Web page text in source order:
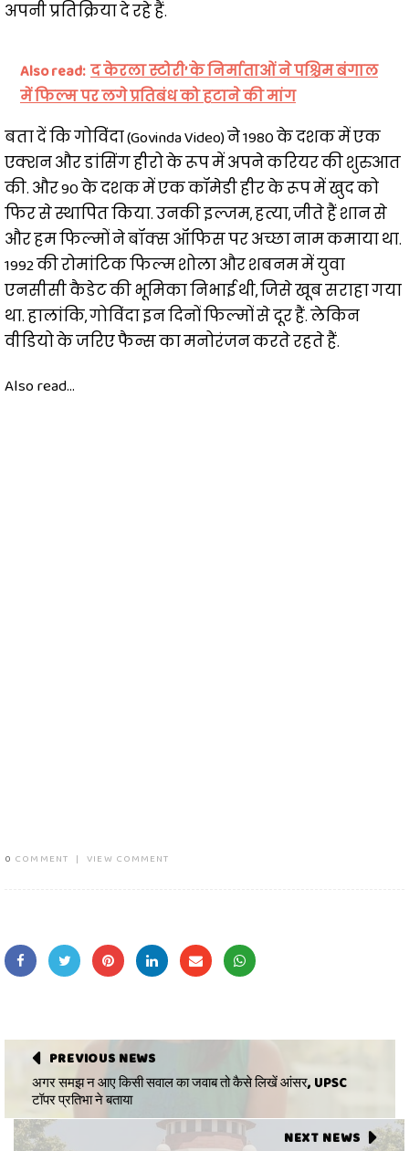
अपनी प्रतिक्रिया दे रहे हैं.
Also read: द केरला स्टोरी’ के निर्माताओं ने पश्चिम बंगाल
में फिल्म पर लगे प्रतिबंध को हटाने की मांग
बता दें कि गोविंदा (Govinda Video) ने 1980 के दशक में एक
एक्शन और डांसिंग हीरो के रूप में अपने करियर की शुरुआत
की. और 90 के दशक में एक कॉमेडी हीर के रूप में खुद को
फिर से स्थापित किया. उनकी इल्जम, हत्या, जीते हैं शान से
और हम फिल्मों ने बॉक्स ऑफिस पर अच्छा नाम कमाया था.
1992 की रोमांटिक फिल्म शोला और शबनम में युवा
एनसीसी कैडेट की भूमिका निभाई थी, जिसे खूब सराहा गया
था. हालांकि, गोविंदा इन दिनों फिल्मों से दूर हैं. लेकिन
वीडियो के जरिए फैन्स का मनोरंजन करते रहते हैं.
Also read...
0 COMMENT | VIEW COMMENT
PREVIOUS NEWS
अगर समझ न आए किसी सवाल का जवाब तो कैसे लिखें आंसर, UPSC
टॉपर प्रतिभा ने बताया
NEXT NEWS